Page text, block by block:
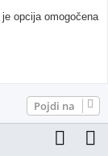
opcija omogočena
Pojdi na